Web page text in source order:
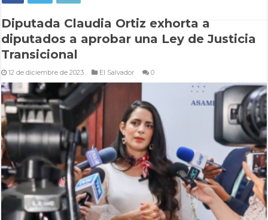
Diputada Claudia Ortiz exhorta a
diputados a aprobar una Ley de Justicia
Transicional
12 de diciembre de 2023 El Salvador 0